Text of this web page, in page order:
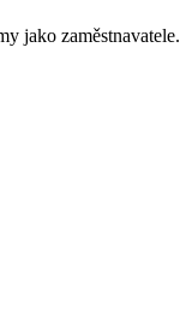
jako zaměstnavatele.